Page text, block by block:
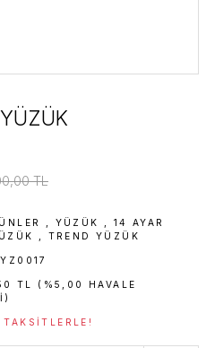
TL
YÜZÜK
14 AYAR
TREND YÜZÜK
TL (%5,00 HAVALE